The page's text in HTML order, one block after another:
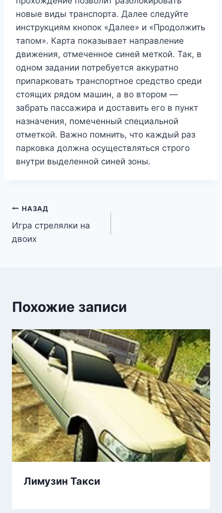
новые виды транспорта. Далее следуйте
инструкциям кнопок «Далее» и «Продолжить
тапом». Карта показывает направление
движения, отмеченное синей меткой. Так, в
одном задании потребуется аккуратно
припарковать транспортное средство среди
стоящих рядом машин, а во втором —
забрать пассажира и доставить его в пункт
назначения, помеченный специальной
отметкой. Важно помнить, что каждый раз
парковка должна осуществляться строго
внутри выделенной синей зоны.
Навигация
по
НАЗАД
Игра стрелялки на
двоих
Похожие записи
Лимузин Такси